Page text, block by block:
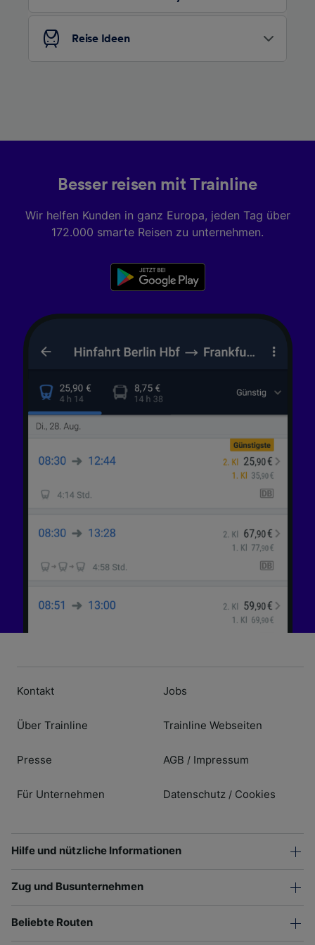
Reise Ideen
Besser reisen mit Trainline
Wir helfen Kunden in ganz Europa, jeden Tag über
172.000 smarte Reisen zu unternehmen.
Kontakt
Über Trainline
Presse
Für Unternehmen
Jobs
Trainline Webseiten
AGB / Impressum
Datenschutz / Cookies
Hilfe und nützliche Informationen
Zug und Busunternehmen
Beliebte Routen
Liste der Partner (Lieferanten)